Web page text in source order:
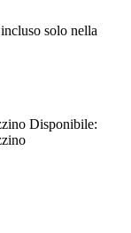
solo nella
Disponibile: